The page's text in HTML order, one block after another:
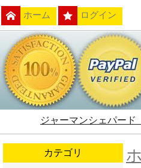
ホーム ログイン
ジャーマンシェパー
カテゴリ